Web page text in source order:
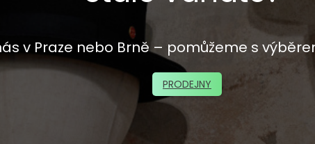
v Praze nebo Brně – pomůžeme s
PRODEJNY